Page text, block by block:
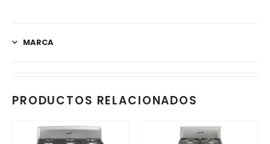
MARCA
PRODUCTOS RELACIONADOS